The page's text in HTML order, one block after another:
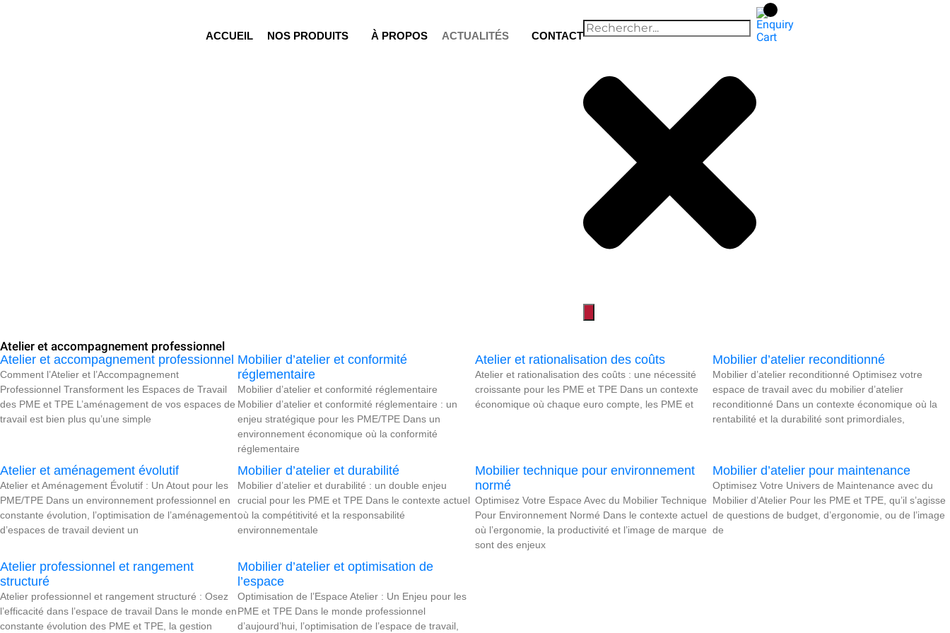
ACCUEIL NOS PRODUITS À PROPOS ACTUALITÉS CONTACT
Atelier et accompagnement professionnel
Atelier et accompagnement professionnel
Comment l’Atelier et l’Accompagnement
Professionnel Transforment les Espaces de Travail
des PME et TPE L’aménagement de vos espaces de
travail est bien plus qu’une simple
Mobilier d’atelier et conformité
réglementaire
Mobilier d’atelier et conformité réglementaire
Mobilier d’atelier et conformité réglementaire : un
enjeu stratégique pour les PME/TPE Dans un
environnement économique où la conformité
réglementaire
Atelier et rationalisation des coûts
Atelier et rationalisation des coûts : une nécessité
croissante pour les PME et TPE Dans un contexte
économique où chaque euro compte, les PME et
Mobilier d’atelier reconditionné
Mobilier d’atelier reconditionné Optimisez votre
espace de travail avec du mobilier d’atelier
reconditionné Dans un contexte économique où la
rentabilité et la durabilité sont primordiales,
Atelier et aménagement évolutif
Atelier et Aménagement Évolutif : Un Atout pour les
PME/TPE Dans un environnement professionnel en
constante évolution, l’optimisation de l’aménagement
d’espaces de travail devient un
Mobilier d’atelier et durabilité
Mobilier d’atelier et durabilité : un double enjeu
crucial pour les PME et TPE Dans le contexte actuel
où la compétitivité et la responsabilité
environnementale
Mobilier technique pour environnement
normé
Optimisez Votre Espace Avec du Mobilier Technique
Pour Environnement Normé Dans le contexte actuel
où l’ergonomie, la productivité et l’image de marque
sont des enjeux
Mobilier d’atelier pour maintenance
Optimisez Votre Univers de Maintenance avec du
Mobilier d’Atelier Pour les PME et TPE, qu’il s’agisse
de questions de budget, d’ergonomie, ou de l’image
de
Atelier professionnel et rangement
structuré
Atelier professionnel et rangement structuré : Osez
l’efficacité dans l’espace de travail Dans le monde en
constante évolution des PME et TPE, la gestion
Mobilier d’atelier et optimisation de
l’espace
Optimisation de l’Espace Atelier : Un Enjeu pour les
PME et TPE Dans le monde professionnel
d’aujourd’hui, l’optimisation de l’espace de travail,